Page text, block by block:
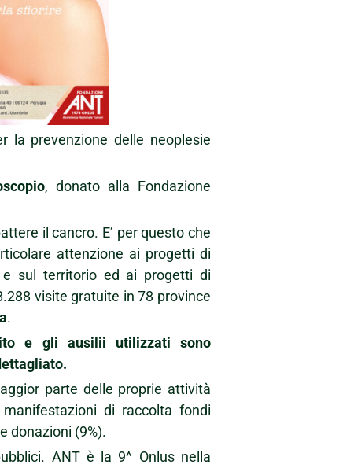
la prevenzione delle neoplesie
, donato alla Fondazione
il cancro. E’ per questo che
attenzione ai progetti di
e sul territorio ed ai progetti di
visite gratuite in 78 province
.
e gli ausilii utilizzati sono
parte delle proprie attività
di raccolta fondi
donazioni (9%).
ANT è la 9^ Onlus nella